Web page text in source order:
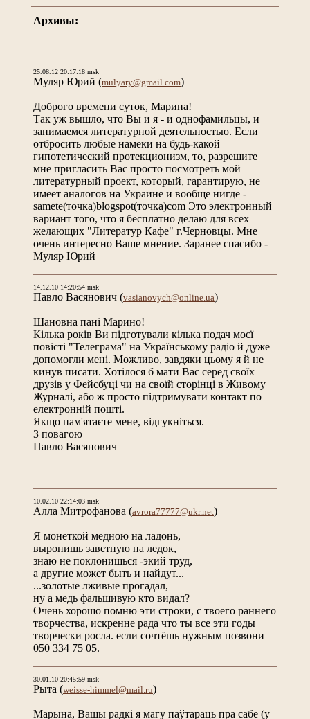
Архивы:
25.08.12 20:17:18 msk
Муляр Юрий (mulyary@gmail.com)
Доброго времени суток, Марина!
Так уж вышло, что Вы и я - и однофамильцы, и
занимаемся литературной деятельностью. Если
отбросить любые намеки на будь-какой
гипотетический протекционизм, то, разрешите
мне пригласить Вас просто посмотреть мой
литературный проект, который, гарантирую, не
имеет аналогов на Украине и вообще нигде -
samete(точка)blogspot(точка)com Это электронный
вариант того, что я бесплатно делаю для всех
желающих "Литератур Кафе" г.Черновцы. Мне
очень интересно Ваше мнение. Заранее спасибо -
Муляр Юрий
14.12.10 14:20:54 msk
Павло Васянович (vasianovych@online.ua)
Шановна пані Марино!
Кілька років Ви підготували кілька подач моєї
повісті "Телеграма" на Українському радіо й дуже
допомогли мені. Можливо, завдяки цьому я й не
кинув писати. Хотілося б мати Вас серед своїх
друзів у Фейсбуці чи на своїй сторінці в Живому
Журналі, або ж просто підтримувати контакт по
електронній пошті.
Якщо пам'ятаєте мене, відгукніться.
З повагою
Павло Васянович
10.02.10 22:14:03 msk
Алла Митрофанова (avrora77777@ukr.net)
Я монеткой медною на ладонь,
выронишь заветную на ледок,
знаю не поклонишься -экий труд,
а другие может быть и найдут...
...золотые лживые прогадал,
ну а медь фальшивую кто видал?
Очень хорошо помню эти строки, с твоего раннего
творчества, искренне рада что ты все эти годы
творчески росла. если сочтёшь нужным позвони
050 334 75 05.
30.01.10 20:45:59 msk
Рыта (weisse-himmel@mail.ru)
Марына, Вашы радкі я магу паўтараць пра сабе (у